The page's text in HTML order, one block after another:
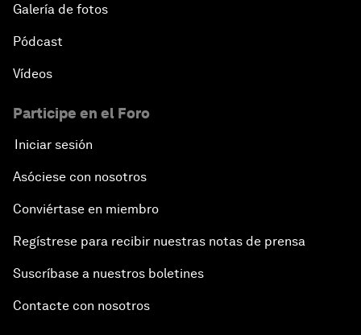
Galería de fotos
Pódcast
Vídeos
Participe en el Foro
Iniciar sesión
Asóciese con nosotros
Conviértase en miembro
Regístrese para recibir nuestras notas de prensa
Suscríbase a nuestros boletines
Contacte con nosotros